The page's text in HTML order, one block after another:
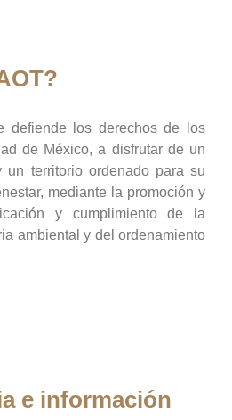
defiende los derechos de los
de México, a disfrutar de un
un territorio ordenado para su
mediante la promoción y
y cumplimiento de la
ambiental y del ordenamiento
e información